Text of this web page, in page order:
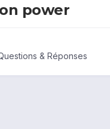
power
& Réponses